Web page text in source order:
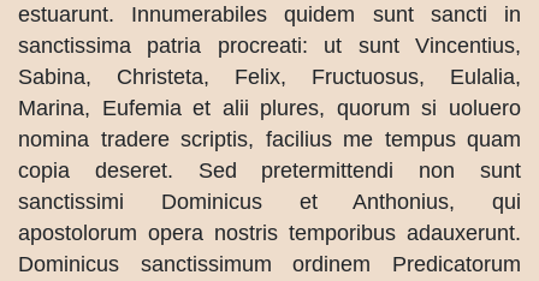
estuarunt. Innumerabiles quidem sunt sancti in
sanctissima patria procreati: ut sunt Vincentius,
Sabina, Christeta, Felix, Fructuosus, Eulalia,
Marina, Eufemia et alii plures, quorum si uoluero
nomina tradere scriptis, facilius me tempus quam
copia deseret. Sed pretermittendi non sunt
sanctissimi Dominicus et Anthonius, qui
apostolorum opera nostris temporibus adauxerunt.
Dominicus sanctissimum ordinem Predicatorum